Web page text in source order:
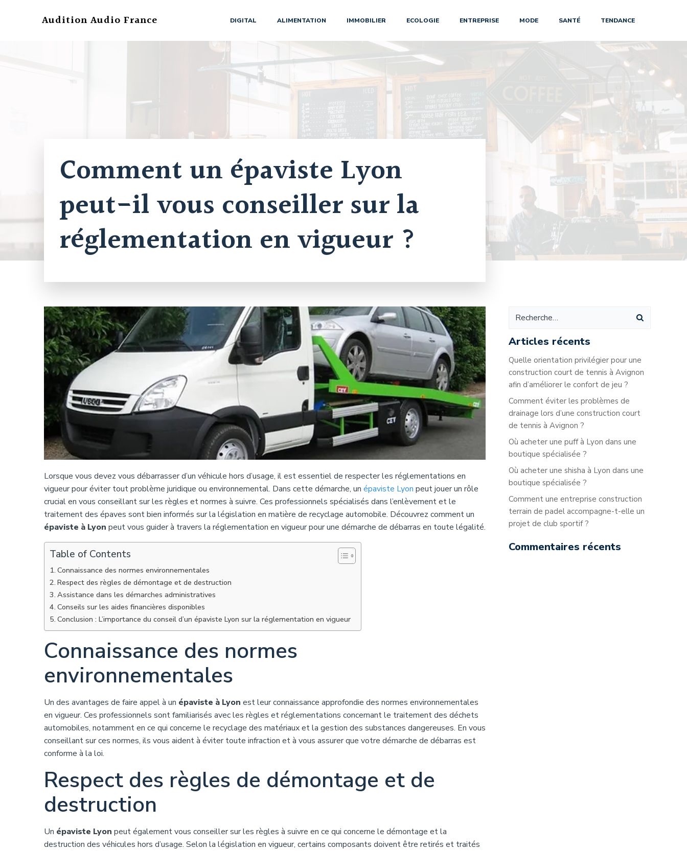
Audition Audio France DIGITAL ALIMENTATION IMMOBILIER ECOLOGIE ENTREPRISE MODE SANTÉ TENDANCE
Comment un épaviste Lyon
peut-il vous conseiller sur la
réglementation en vigueur ?
Lorsque vous devez vous débarrasser d’un véhicule hors d’usage, il est essentiel de respecter les réglementations en
vigueur pour éviter tout problème juridique ou environnemental. Dans cette démarche, un épaviste Lyon peut jouer un rôle
crucial en vous conseillant sur les règles et normes à suivre. Ces professionnels spécialisés dans l’enlèvement et le
traitement des épaves sont bien informés sur la législation en matière de recyclage automobile. Découvrez comment un
épaviste à Lyon peut vous guider à travers la réglementation en vigueur pour une démarche de débarras en toute légalité.
Table of Contents
Connaissance des normes environnementales
Respect des règles de démontage et de destruction
Assistance dans les démarches administratives
Conseils sur les aides financières disponibles
Conclusion : L’importance du conseil d’un épaviste Lyon sur la réglementation en vigueur
Connaissance des normes
environnementales
Un des avantages de faire appel à un épaviste à Lyon est leur connaissance approfondie des normes environnementales
en vigueur. Ces professionnels sont familiarisés avec les règles et réglementations concernant le traitement des déchets
automobiles, notamment en ce qui concerne le recyclage des matériaux et la gestion des substances dangereuses. En vous
conseillant sur ces normes, ils vous aident à éviter toute infraction et à vous assurer que votre démarche de débarras est
conforme à la loi.
Respect des règles de démontage et de
destruction
Un épaviste Lyon peut également vous conseiller sur les règles à suivre en ce qui concerne le démontage et la
destruction des véhicules hors d’usage. Selon la législation en vigueur, certains composants doivent être retirés et traités
Articles récents
Quelle orientation privilégier pour une
construction court de tennis à Avignon
afin d’améliorer le confort de jeu ?
Comment éviter les problèmes de
drainage lors d’une construction court
de tennis à Avignon ?
Où acheter une puff à Lyon dans une
boutique spécialisée ?
Où acheter une shisha à Lyon dans une
boutique spécialisée ?
Comment une entreprise construction
terrain de padel accompagne-t-elle un
projet de club sportif ?
Commentaires récents